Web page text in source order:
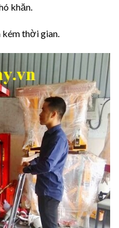
khăn.
kém thời gian.